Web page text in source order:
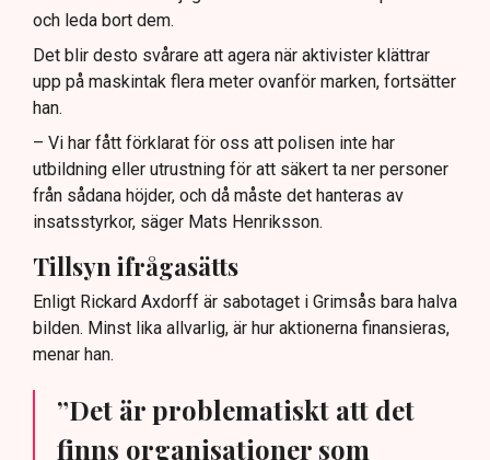
och leda bort dem.
Det blir desto svårare att agera när aktivister klättrar
upp på maskintak flera meter ovanför marken, fortsätter
han.
– Vi har fått förklarat för oss att polisen inte har
utbildning eller utrustning för att säkert ta ner personer
från sådana höjder, och då måste det hanteras av
insatsstyrkor, säger Mats Henriksson.
Tillsyn ifrågasätts
Enligt Rickard Axdorff är sabotaget i Grimsås bara halva
bilden. Minst lika allvarlig, är hur aktionerna finansieras,
menar han.
”Det är problematiskt att det
finns organisationer som